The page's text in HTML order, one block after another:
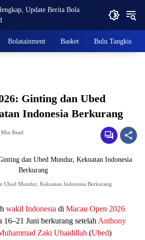
Bolatainment Basket Bulu Tangkis
Ginting dan Ubed
Indonesia Berkurang
Min Read
Ubed Mundur, Kekuatan Indonesia Berkurang
wakil Indonesia di Macau Open 2026
16–21 Juni berkurang setelah Anthony
Zaki Ubaidillah (Ubed)